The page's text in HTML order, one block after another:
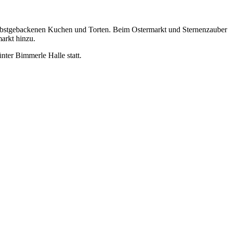
Kuchen und Torten. Beim Ostermarkt und Sternenzauber
hinzu.
Bimmerle Halle statt.